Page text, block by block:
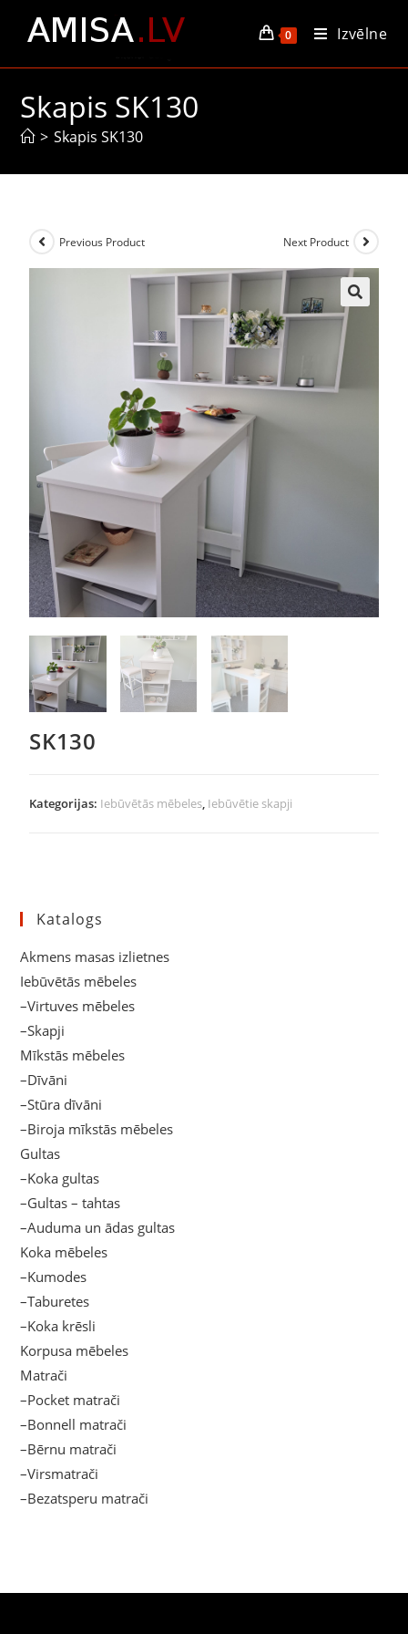
0 Izvēlne
Skapis SK130
> Skapis SK130
Previous Product Next Product
SK130
Kategorijas: Iebūvētās mēbeles, Iebūvētie skapji
Katalogs
Akmens masas izlietnes
Iebūvētās mēbeles
–Virtuves mēbeles
–Skapji
Mīkstās mēbeles
–Dīvāni
–Stūra dīvāni
–Biroja mīkstās mēbeles
Gultas
–Koka gultas
–Gultas – tahtas
–Auduma un ādas gultas
Koka mēbeles
–Kumodes
–Taburetes
–Koka krēsli
Korpusa mēbeles
Matrači
–Pocket matrači
–Bonnell matrači
–Bērnu matrači
–Virsmatrači
–Bezatsperu matrači